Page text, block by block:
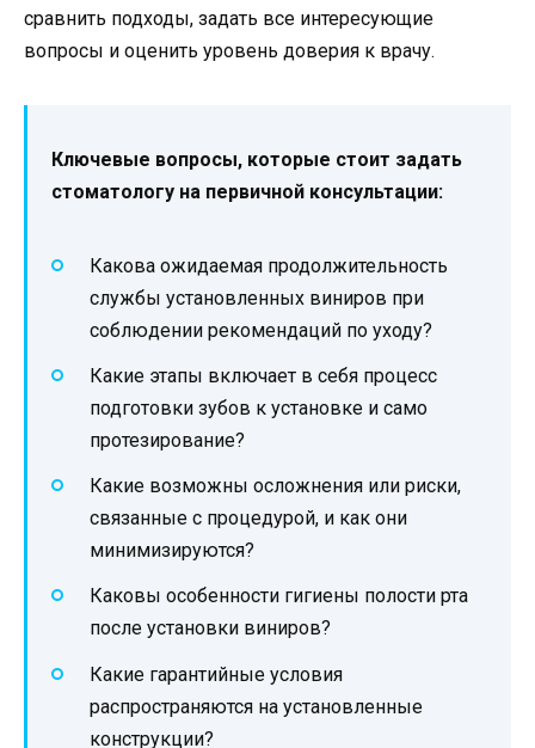
сравнить подходы, задать все интересующие
вопросы и оценить уровень доверия к врачу.
Ключевые вопросы, которые стоит задать
стоматологу на первичной консультации:
Какова ожидаемая продолжительность
службы установленных виниров при
соблюдении рекомендаций по уходу?
Какие этапы включает в себя процесс
подготовки зубов к установке и само
протезирование?
Какие возможны осложнения или риски,
связанные с процедурой, и как они
минимизируются?
Каковы особенности гигиены полости рта
после установки виниров?
Какие гарантийные условия
распространяются на установленные
конструкции?